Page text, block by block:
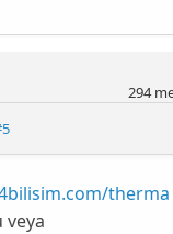
294
therma
veya